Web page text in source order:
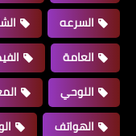
السرعه
العامة
اللوحي
الهواتف